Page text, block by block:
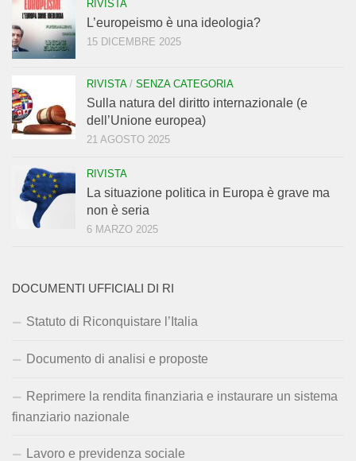
RIVISTA
L’europeismo è una ideologia?
15 DICEMBRE 2025
RIVISTA/ SENZA CATEGORIA
Sulla natura del diritto internazionale (e
dell’Unione europea)
21 AGOSTO 2025
RIVISTA
La situazione politica in Europa è grave ma
non è seria
6 MARZO 2025
DOCUMENTI UFFICIALI DI RI
Statuto di Riconquistare l’Italia
Documento di analisi e proposte
Reprimere la rendita finanziaria e instaurare un sistema
finanziario nazionale
Lavoro e previdenza sociale